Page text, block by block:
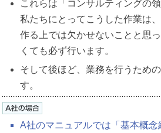
これらは「コンサルティングの
私たちにとってこうした作業は
作る上では欠かせないことと思
くても必ず行います。
そして後ほど、業務を行うため
す。
A社のマニュアルでは「基本概